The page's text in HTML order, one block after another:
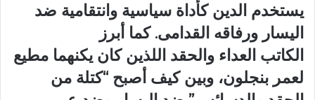
يستخدم الدين كأداة سياسية وانتقامية ضد
اليسار ورفاقه القدامى. كما أبرز
الكاتب العداء والحقد اللذين كان يكنهما مطيع
لعمر بنجلون، وبين كيف أصبح “كتلة من